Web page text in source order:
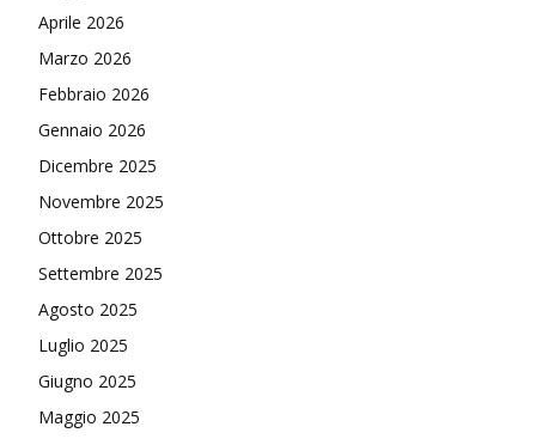
Aprile 2026
Marzo 2026
Febbraio 2026
Gennaio 2026
Dicembre 2025
Novembre 2025
Ottobre 2025
Settembre 2025
Agosto 2025
Luglio 2025
Giugno 2025
Maggio 2025